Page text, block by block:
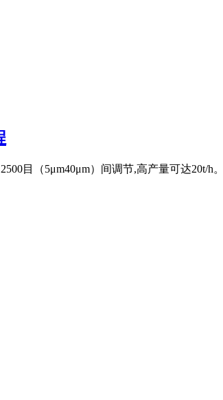
目（5μm40μm）间调节,高产量可达20t/